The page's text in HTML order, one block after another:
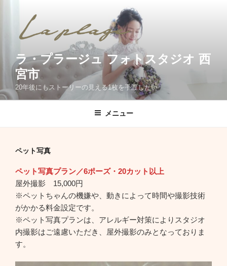
キ
ッ
ラ・プラージュ フォトスタジオ 西
宮市
20年後にもストーリーの見える1枚を手渡したい
メニュー
ペット写真
ペット写真プラン／6ポーズ・20カット以上
屋外撮影 15,000円
※ペットちゃんの機嫌や、動きによって時間や撮影技術
がかかる料金設定です。
※ペット写真プランは、アレルギー対策によりスタジオ
内撮影はご遠慮いただき、屋外撮影のみとなっておりま
す。